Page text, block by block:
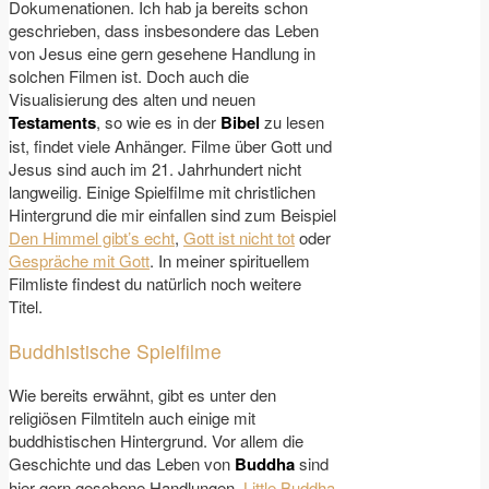
Dokumenationen. Ich hab ja bereits schon
geschrieben, dass insbesondere das Leben
von Jesus eine gern gesehene Handlung in
solchen Filmen ist. Doch auch die
Visualisierung des alten und neuen
Testaments, so wie es in der Bibel zu lesen
ist, findet viele Anhänger. Filme über Gott und
Jesus sind auch im 21. Jahrhundert nicht
langweilig. Einige Spielfilme mit christlichen
Hintergrund die mir einfallen sind zum Beispiel
Den Himmel gibt’s echt, Gott ist nicht totoder
Gespräche mit Gott. In meiner spirituellem
Filmliste findest du natürlich noch weitere
Titel.
Buddhistische Spielfilme
Wie bereits erwähnt, gibt es unter den
religiösen Filmtiteln auch einige mit
buddhistischen Hintergrund. Vor allem die
Geschichte und das Leben von Buddhasind